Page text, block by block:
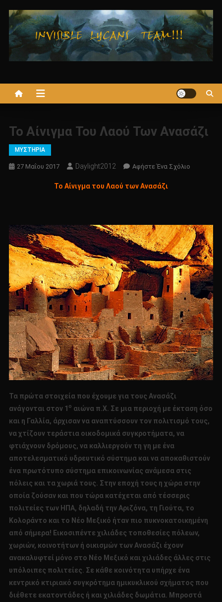
στο
περιεχόμενο
Το Αίνιγμα Του Λαού Των Ανασάζι
ΜΥΣΤΗΡΙΑ
27 Μαΐου 2017 Daylight2012 Αφήστε Ένα ΣχόλιοΓια
Λαού
Των
Ανασάζι
Το Αίνιγμα του Λαού των Ανασάζι
Τα πρώτα στοιχεία που έχουμε για τους Ανασάζι
ανάγονται στον 1 ο αιώνα π.Χ. Σε μια περιοχή με έκταση όσο
και η Γαλλία, άρχισαν να αναπτύσσουν τον πολιτισμό τους,
να χτίζουν τεράστια οικοδομικά συγκροτήματα, να
φτιάχνουν δρόμους, να καλλιεργούν τη γη με ένα
αποτελεσματικό υδρευτικό σύστημα και να αποκαθιστούν
ένα πρωτότυπο σύστημα επικοινωνίας ανάμεσα στις
πόλεις και τα χωριά τους. Στην εποχή τους η χώρα στην
οποία ζούσαν και που τώρα κατέχεται από τέσσερις
πολιτείες των ΗΠΑ, δηλαδή την Αριζόνα, τη Γιούτα, το
Κολοράντο και το Νέο Μεξικό ήταν πιο πυκνοκατοικημένη
από σήμερα! Εικοσιπέντε χιλιάδες τοποθεσίες πόλεων,
χωριών, κοινοτήτων ή οικισμών των Ανασάζι έχουν
ανακαλυφτεί μόνο στο Νέο Μεξικό και χιλιάδες άλλες στις
υπόλοιπες πολιτείες. Σε κάθε κοινότητα υπήρχε ένα
κεντρικό κτιριακό συγκρότημα ημικυκλικού σχήματος που
διέθετε εκατοντάδες ή και χιλιάδες δωμάτια. Μπροστά